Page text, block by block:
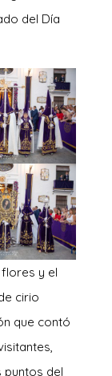
del Día
y el
cirio
que contó
puntos del